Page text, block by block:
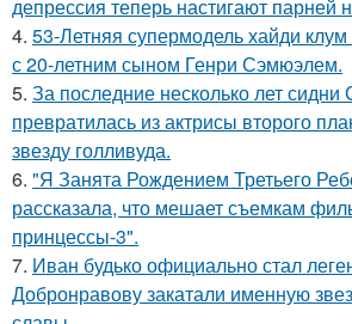
депрессия теперь настигают парней
4. 53-Летняя супермодель хайди
с 20-летним сыном Генри Сэмюэлем.
5. За последние несколько лет сидни
превратилась из актрисы второго
звезду голливуда.
6. "Я Занята Рождением Третьего
рассказала, что мешает съемкам
принцессы-3".
7. Иван будько официально стал
Добронравову закатали именную